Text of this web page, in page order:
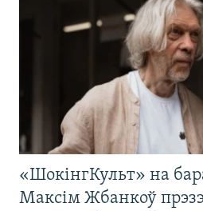
«ШокінгКульт» на
Максім Жбанкоў